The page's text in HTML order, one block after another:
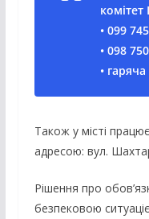
комітет
• 099
• 098
•
Також у місті
адресою: вул.
Рішення про
безпековою